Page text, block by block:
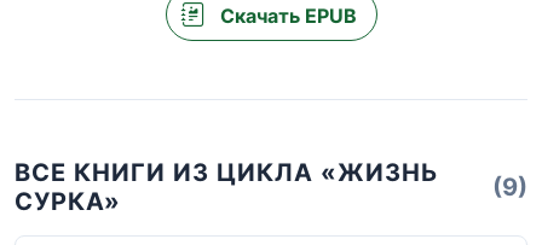
Скачать EPUB
ВСЕ КНИГИ ИЗ ЦИКЛА «ЖИЗНЬ
СУРКА»
(9)